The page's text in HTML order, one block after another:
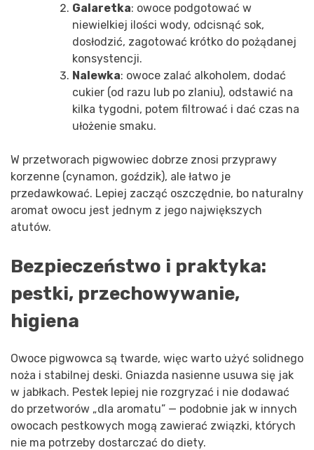
Galaretka: owoce podgotować w
niewielkiej ilości wody, odcisnąć sok,
dosłodzić, zagotować krótko do pożądanej
konsystencji.
Nalewka: owoce zalać alkoholem, dodać
cukier (od razu lub po zlaniu), odstawić na
kilka tygodni, potem filtrować i dać czas na
ułożenie smaku.
W przetworach pigwowiec dobrze znosi przyprawy
korzenne (cynamon, goździk), ale łatwo je
przedawkować. Lepiej zacząć oszczędnie, bo naturalny
aromat owocu jest jednym z jego największych
atutów.
Bezpieczeństwo i praktyka:
pestki, przechowywanie,
higiena
Owoce pigwowca są twarde, więc warto użyć solidnego
noża i stabilnej deski. Gniazda nasienne usuwa się jak
w jabłkach. Pestek lepiej nie rozgryzać i nie dodawać
do przetworów „dla aromatu” — podobnie jak w innych
owocach pestkowych mogą zawierać związki, których
nie ma potrzeby dostarczać do diety.